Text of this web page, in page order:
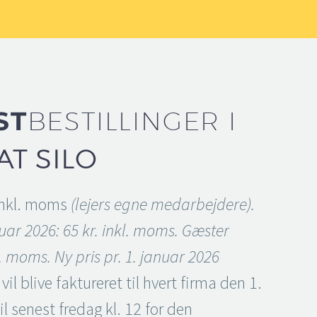
BESTILLINGER I
SILO
moms (lejers egne medarbejdere).
2026: 65 kr. inkl. moms. Gæster
moms. Ny pris pr. 1. januar 2026
blive faktureret til hvert firma den 1.
senest fredag kl. 12 for den